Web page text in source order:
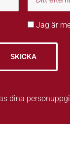
Jag är
SKICKA
dina